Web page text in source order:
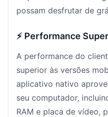
possam desfrutar de
⚡ Performance
A performance do
superior às versões
aplicativo nativo
seu computador,
RAM e placa de vídeo,